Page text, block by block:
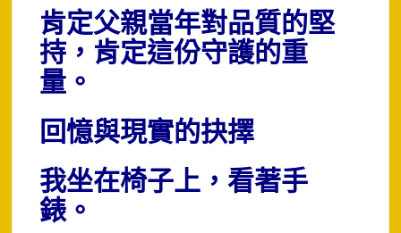
肯定父親當年對品質的堅
持， 肯定這份守護的重
量。
回憶與現實的抉擇
我坐在椅子上，看著手
錶。